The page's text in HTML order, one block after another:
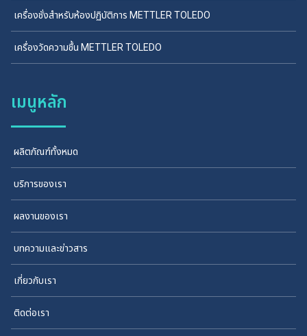
เครื่องชั่งสำหรับห้องปฏิบัติการ METTLER TOLEDO
เครื่องวัดความชื้น METTLER TOLEDO
เมนูหลัก
ผลิตภัณฑ์ทั้งหมด
บริการของเรา
ผลงานของเรา
บทความและข่าวสาร
เกี่ยวกับเรา
ติดต่อเรา